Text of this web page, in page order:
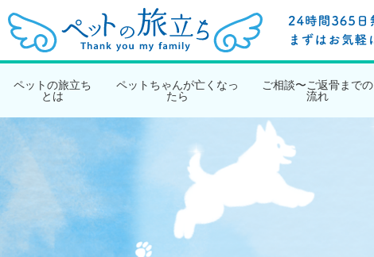
ペットの旅立ち
とは
ペットちゃんが亡くなっ
たら
ご相談〜ご返骨までの
流れ